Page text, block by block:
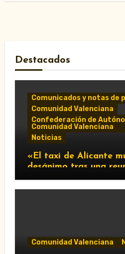
Destacados
Comunicados y notas de
Comunidad Valenciana
Confederación de
Comunidad Valenciana
Noticias
«El taxi de Alicante
desánimo tras una
Decreto Ley 5/2026»
Comunidad Valenciana